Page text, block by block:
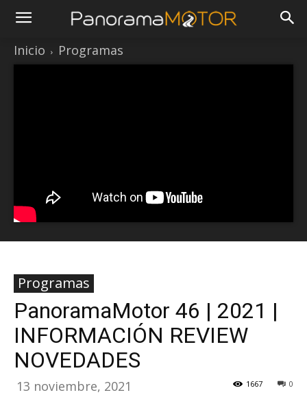
Inicio Programas
Programas
PanoramaMotor 46 | 2021 |
INFORMACIÓN REVIEW
NOVEDADES
13 noviembre, 2021 0
1667